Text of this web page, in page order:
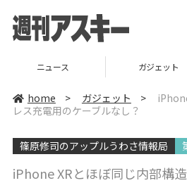
ニュース ガジェット
home > ガジェット >
レス充電用のケーブルなし？
篠原修司のアップルうわさ情報局
iPhone XRとほぼ同じ内部構造